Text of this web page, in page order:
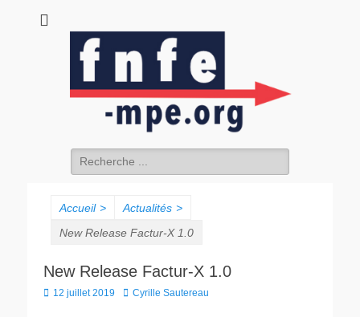
fnfe-mpe.org
Accueil > Actualités >
New Release Factur-X 1.0
New Release Factur-X 1.0
12 juillet 2019 Cyrille Sautereau